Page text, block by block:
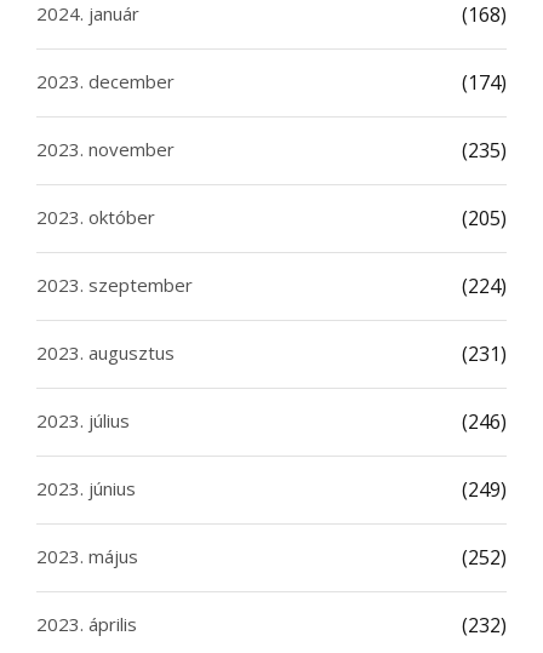
2024. január (168)
2023. december (174)
2023. november (235)
2023. október (205)
2023. szeptember (224)
2023. augusztus (231)
2023. július (246)
2023. június (249)
2023. május (252)
2023. április (232)